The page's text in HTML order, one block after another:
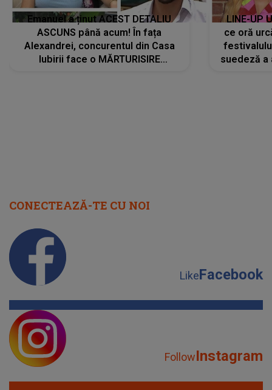
Emanuel a ținut ACEST DETALIU
ASCUNS până acum! În fața
Alexandrei, concurentul din Casa
Iubirii face o MĂRTURISIRE
LINE-UP
ce oră
suedeză a
CONECTEAZĂ-TE CU NOI
LikeFacebook
FollowInstagram